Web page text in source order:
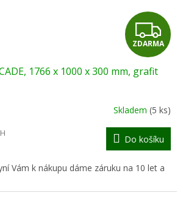
Z
D
R
M
A
ZDARMA
1766 x 1000 x 300 mm, grafit
Skladem(5 ks)
Do košíku
Vám k nákupu dáme záruku na 10 let a